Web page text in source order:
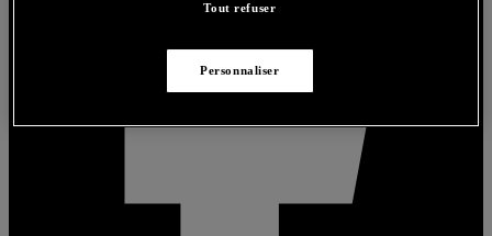
Tout refuser
Personnaliser